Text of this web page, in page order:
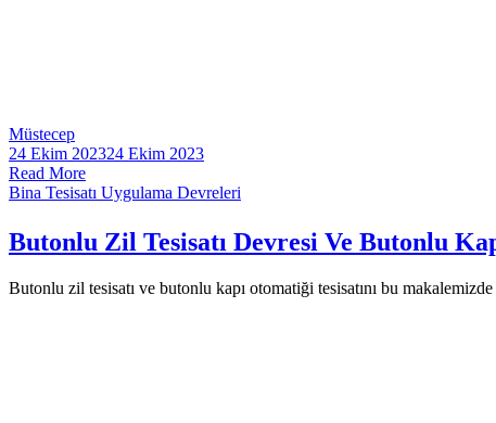
Müstecep
24 Ekim 202324 Ekim 2023
Read More
Bina Tesisatı Uygulama Devreleri
Butonlu Zil Tesisatı Devresi Ve Butonlu
Butonlu zil tesisatı ve butonlu kapı otomatiği tesisatını bu